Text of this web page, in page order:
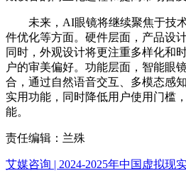
未来，AI眼镜将继续聚焦于技术
件优化等方面。硬件层面，产品设
同时，外观设计将更注重多样化和
户的审美偏好。功能层面，智能眼
合，通过自然语音交互、多模态感
实用功能，同时降低用户使用门槛
能。
责任编辑：兰殊
艾媒咨询 | 2024-2025年中国虚拟现